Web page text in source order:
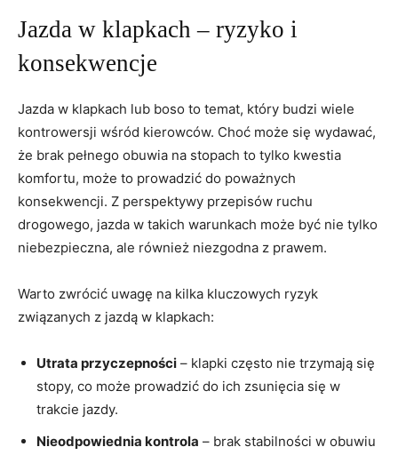
Jazda w klapkach – ryzyko i
konsekwencje
Jazda w klapkach lub boso to temat, który budzi wiele
kontrowersji wśród kierowców. Choć może się wydawać,
że brak pełnego obuwia na stopach to tylko kwestia
komfortu, może to prowadzić do poważnych
konsekwencji. Z perspektywy przepisów ruchu
drogowego, jazda w takich warunkach może być nie tylko
niebezpieczna, ale również niezgodna z prawem.
Warto zwrócić uwagę na kilka kluczowych ryzyk
związanych z jazdą w klapkach:
Utrata przyczepności – klapki często nie trzymają się
stopy, co może prowadzić do ich zsunięcia się w
trakcie jazdy.
Nieodpowiednia kontrola – brak stabilności w obuwiu